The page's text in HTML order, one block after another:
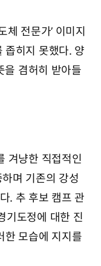
체 전문가’ 이미지
좁히지 못했다. 양
을 겸허히 받아들
겨냥한 직접적인
며 기존의 강성
. 추 후보 캠프 관
기도정에 대한 진
한 모습에 지지를